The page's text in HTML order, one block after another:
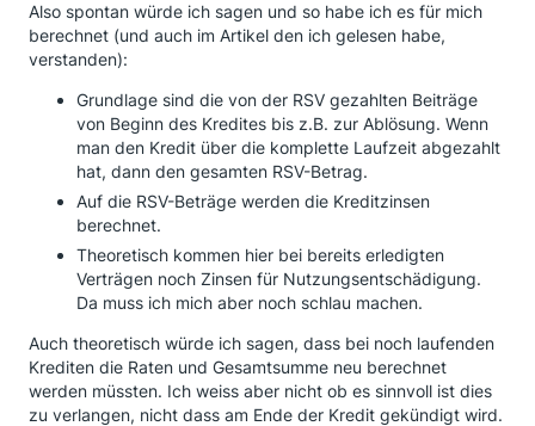
Wie kann ich das berechnen ? Blicke das noch nicht
so richtig !
Danke für eine kurze Aufklärung.
Gruss
Also spontan würde ich sagen und so habe ich es für mich
berechnet (und auch im Artikel den ich gelesen habe,
verstanden):
Grundlage sind die von der RSV gezahlten Beiträge
von Beginn des Kredites bis z.B. zur Ablösung. Wenn
man den Kredit über die komplette Laufzeit abgezahlt
hat, dann den gesamten RSV-Betrag.
Auf die RSV-Beträge werden die Kreditzinsen
berechnet.
Theoretisch kommen hier bei bereits erledigten
Verträgen noch Zinsen für Nutzungsentschädigung.
Da muss ich mich aber noch schlau machen.
Auch theoretisch würde ich sagen, dass bei noch laufenden
Krediten die Raten und Gesamtsumme neu berechnet
werden müssten. Ich weiss aber nicht ob es sinnvoll ist dies
zu verlangen, nicht dass am Ende der Kredit gekündigt wird.